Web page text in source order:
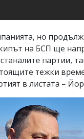
но
на БСП ще
партии,
тежки
в листата –